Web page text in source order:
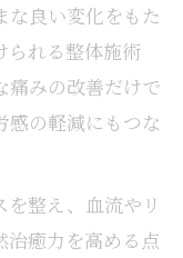
な良い変化をもた
られる整体施術
痛みの改善だけで
感の軽減にもつな
整え、血流やリ
治癒力を高める点